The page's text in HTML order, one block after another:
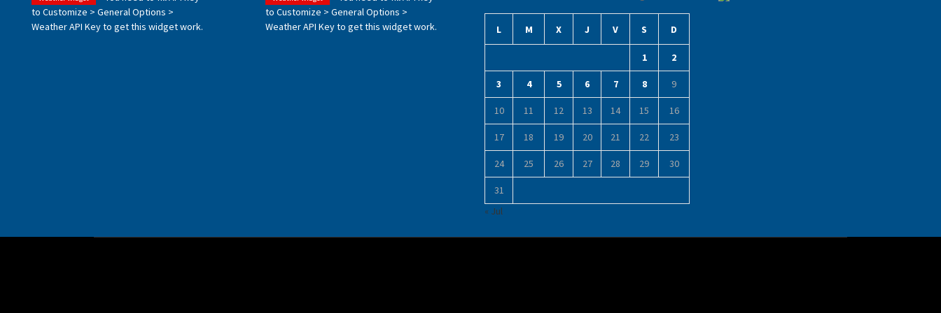
to Customize > General Options >
Weather API Key to get this widget work.
to Customize > General Options >
Weather API Key to get this widget work.
L M X J V S D
1 2
3 4 5 6 7 8 9
10 11 12 13 14 15 16
17 18 19 20 21 22 23
24 25 26 27 28 29 30
31
« Jul